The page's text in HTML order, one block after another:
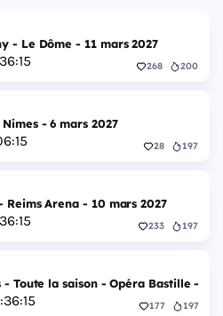
- Le Dôme - 11 mars 2027
36:14 268 200
- 6 mars 2027
:14 28 197
Reims Arena - 10 mars 2027
36:14 233 197
- Toute la saison - Opéra Bastille - 2
:36:14 177 197